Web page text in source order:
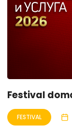
Festival
FESTIVAL